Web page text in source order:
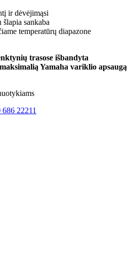
ir dėvėjimąsi
sankaba
temperatūrų diapazone
trasose išbandyta
Yamaha variklio apsaugą
22211